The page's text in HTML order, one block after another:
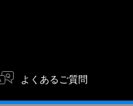
よくあるご質問